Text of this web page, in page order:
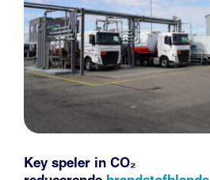
Key speler in CO₂